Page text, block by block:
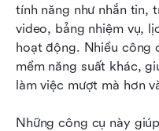
tính năng như nhắn tin,
video, bảng nhiệm vụ,
hoạt động. Nhiều công
mềm năng suất khác,
làm việc mượt mà hơn
Những công cụ này